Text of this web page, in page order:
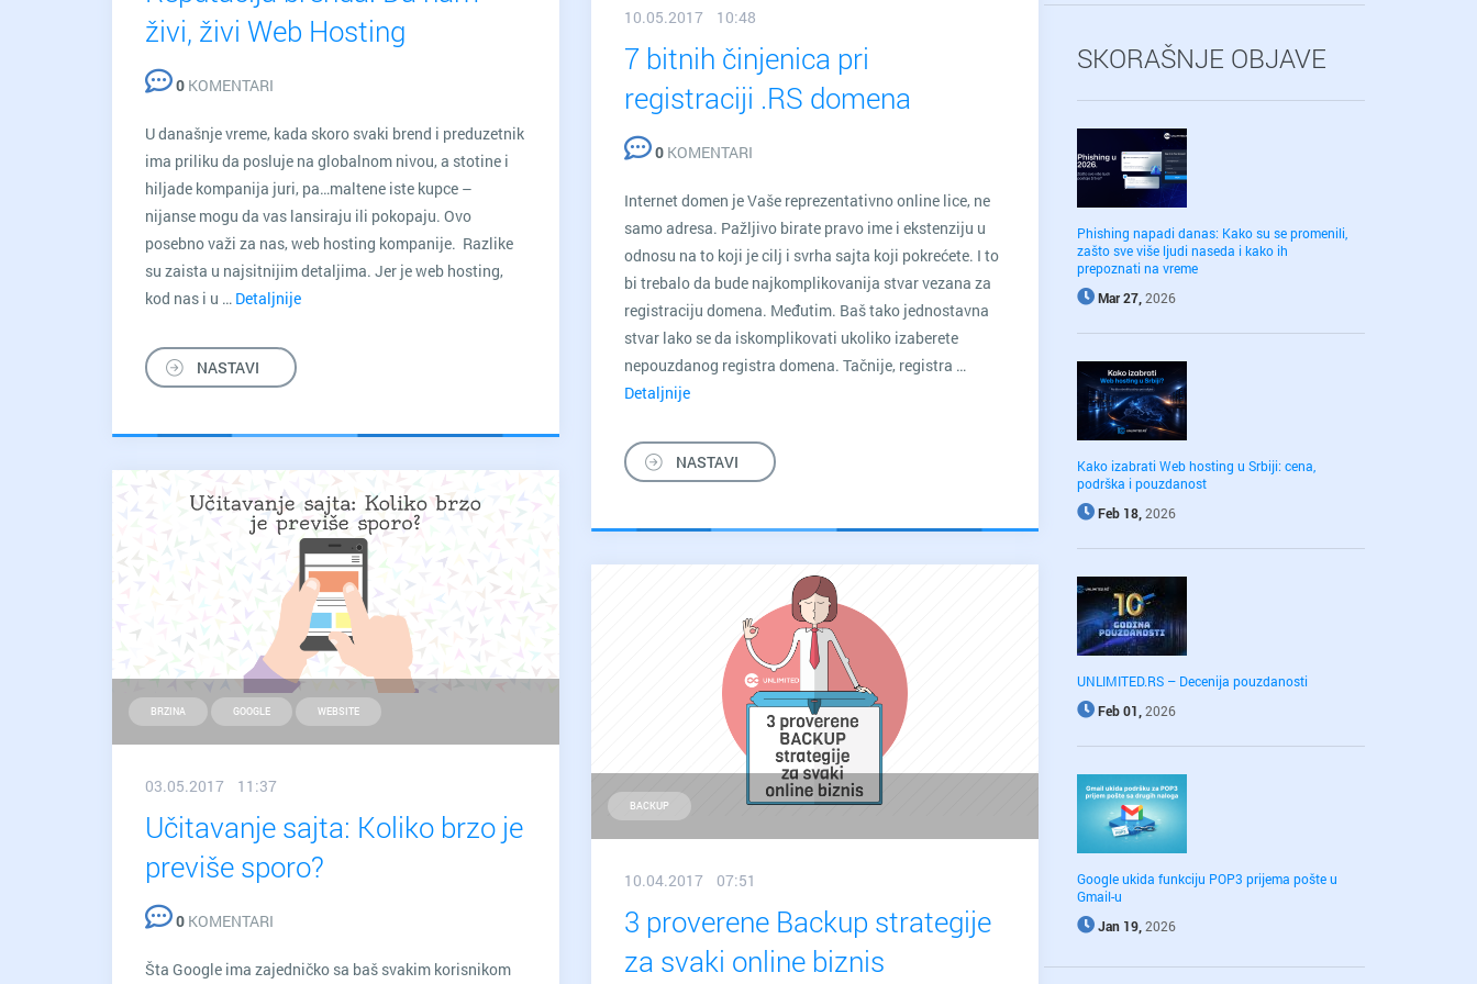
živi, živi Web Hosting
0 KOMENTARI
U današnje vreme, kada skoro svaki brend i preduzetnik
ima priliku da posluje na globalnom nivou, a stotine i
hiljade kompanija juri, pa…maltene iste kupce –
nijanse mogu da vas lansiraju ili pokopaju. Ovo
posebno važi za nas, web hosting kompanije. Razlike
su zaista u najsitnijim detaljima. Jer je web hosting,
kod nas i u … Detaljnije
živi
NASTAVI
10.05.2017 10:48
7 bitnih činjenica pri
registraciji .RS domena
0 KOMENTARI
Internet domen je Vaše reprezentativno online lice, ne
samo adresa. Pažljivo birate pravo ime i ekstenziju u
odnosu na to koji je cilj i svrha sajta koji pokrećete. I to
bi trebalo da bude najkomplikovanija stvar vezana za
registraciju domena. Međutim. Baš tako jednostavna
stvar lako se da iskomplikovati ukoliko izaberete
nepouzdanog registra domena. Tačnije, registra …
Detaljnije
činjenica
pri
.RS
NASTAVI
BRZINA GOOGLE WEBSITE
03.05.2017 11:37
Učitavanje sajta: Koliko brzo je
previše sporo?
0 KOMENTARI
Šta Google ima zajedničko sa baš svakim korisnikom
BACKUP
10.04.2017 07:51
3 proverene Backup strategije
za svaki online biznis
SKORAŠNJE OBJAVE
Phishing napadi danas: Kako su se promenili,
zašto sve više ljudi naseda i kako ih
prepoznati na vreme
Mar 27, 2026
Kako izabrati Web hosting u Srbiji: cena,
podrška i pouzdanost
Feb 18, 2026
UNLIMITED.RS – Decenija pouzdanosti
Feb 01, 2026
Google ukida funkciju POP3 prijema pošte u
Gmail-u
Jan 19, 2026